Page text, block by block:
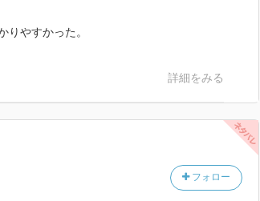
りやすかった。
詳細をみる
フォロー